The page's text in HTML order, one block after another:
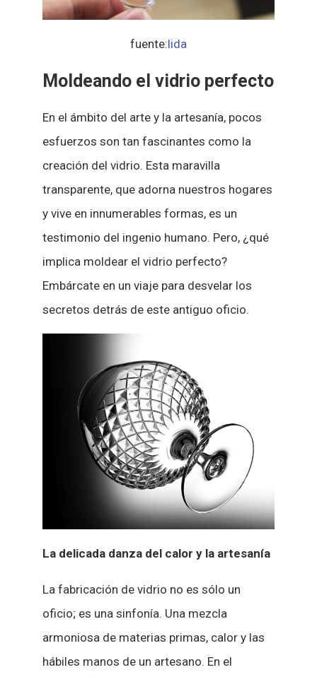
fuente:lida
Moldeando el vidrio perfecto
En el ámbito del arte y la artesanía, pocos
esfuerzos son tan fascinantes como la
creación del vidrio. Esta maravilla
transparente, que adorna nuestros hogares
y vive en innumerables formas, es un
testimonio del ingenio humano. Pero, ¿qué
implica moldear el vidrio perfecto?
Embárcate en un viaje para desvelar los
secretos detrás de este antiguo oficio.
La delicada danza del calor y la artesanía
La fabricación de vidrio no es sólo un
oficio; es una sinfonía. Una mezcla
armoniosa de materias primas, calor y las
hábiles manos de un artesano. En el